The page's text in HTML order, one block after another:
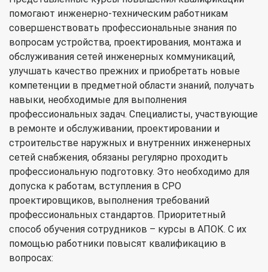
помогают инженерно-техническим работникам
совершенствовать профессиональные знания по
вопросам устройства, проектирования, монтажа и
обслуживания сетей инженерных коммуникаций,
улучшать качество прежних и приобретать новые
компетенции в предметной области знаний, получать
навыки, необходимые для выполнения
профессиональных задач. Специалисты, участвующие
в ремонте и обслуживании, проектировании и
строительстве наружных и внутренних инженерных
сетей снабжения, обязаны регулярно проходить
профессиональную подготовку. Это необходимо для
допуска к работам, вступления в СРО
проектировщиков, выполнения требований
профессиональных стандартов. Приоритетный
способ обучения сотрудников – курсы в АПОК. С их
помощью работники повысят квалификацию в
вопросах: